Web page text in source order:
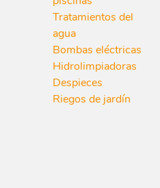
Tratamientos del
agua
Bombas eléctricas
Hidrolimpiadoras
Despieces
Riegos de jardín